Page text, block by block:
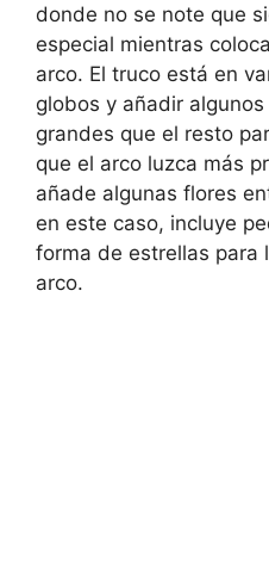
donde no se note que
especial mientras
arco. El truco está en
globos y añadir
grandes que el resto
que el arco luzca más
añade algunas flores
en este caso, incluye
forma de estrellas para
arco.